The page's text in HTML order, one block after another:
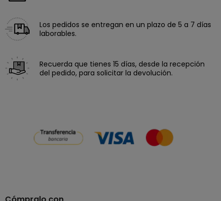
Los pedidos se entregan en un plazo de 5 a 7 días
laborables.
Recuerda que tienes 15 días, desde la recepción
del pedido, para solicitar la devolución.